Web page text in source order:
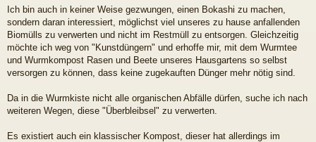
Ich bin auch in keiner Weise gezwungen, einen Bokashi zu machen,
sondern daran interessiert, möglichst viel unseres zu hause anfallenden
Biomülls zu verwerten und nicht im Restmüll zu entsorgen. Gleichzeitig
möchte ich weg von "Kunstdüngern" und erhoffe mir, mit dem Wurmtee
und Wurmkompost Rasen und Beete unseres Hausgartens so selbst
versorgen zu können, dass keine zugekauften Dünger mehr nötig sind.
Da in die Wurmkiste nicht alle organischen Abfälle dürfen, suche ich nach
weiteren Wegen, diese "Überbleibsel" zu verwerten.
Es existiert auch ein klassischer Kompost, dieser hat allerdings im